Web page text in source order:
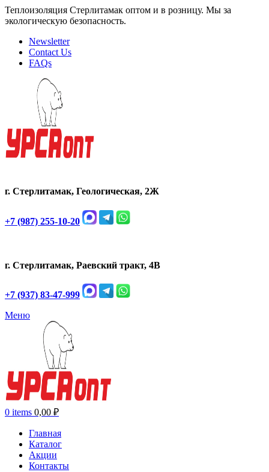
Теплоизоляция Стерлитамак оптом и в розницу. Мы за
экологическую безопасность.
Newsletter
Contact Us
FAQs
г. Стерлитамак, Геологическая, 2Ж
+7 (987) 255-10-20
г. Стерлитамак, Раевский тракт, 4В
+7 (937) 83-47-999
Меню
0 items 0,00 ₽
Главная
Каталог
Акции
Контакты